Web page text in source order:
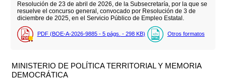
Resolución de 23 de abril de 2026, de la Subsecretaría, por la que se
resuelve el concurso general, convocado por Resolución de 3 de
diciembre de 2025, en el Servicio Público de Empleo Estatal.
PDF (BOE-A-2026-9885 - 5 págs. - 298 KB) Otros formatos
MINISTERIO DE POLÍTICA TERRITORIAL Y MEMORIA
DEMOCRÁTICA